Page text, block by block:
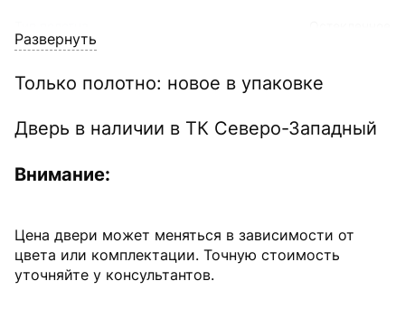
Цвет
Развернуть
Только полотно: новое в упаковке
Дверь в наличии в ТК Северо-Западный
Внимание:
Цена двери может меняться в зависимости от
цвета или комплектации. Точную стоимость
уточняйте у консультантов.